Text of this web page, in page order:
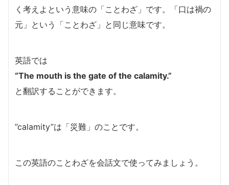
く考えよという意味の「ことわざ」です。「口は禍の
元」という「ことわざ」と同じ意味です。
英語では
“The mouth is the gate of the calamity.”
と翻訳することができます。
”calamity”は「災難」のことです。
この英語のことわざを会話文で使ってみましょう。